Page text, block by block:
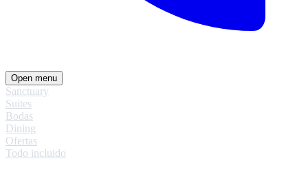
Open menu
Sanctuary
Suites
Bodas
Dining
Ofertas
Todo incluido